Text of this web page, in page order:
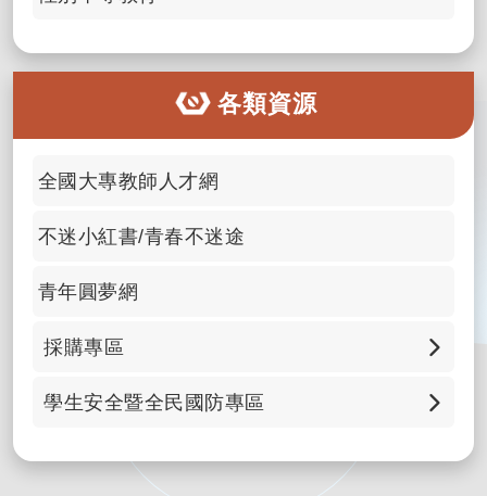
各類資源
全國大專教師人才網
不迷小紅書/青春不迷途
青年圓夢網
採購專區
科研採購招標資訊公告
政府電子採購網
學生安全暨全民國防專區
兵役資訊